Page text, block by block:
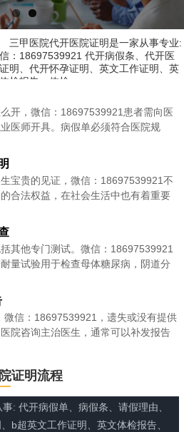
甲医院代开医院证明是一家从事专业:
：18697539921 代开病假条、代开医
明、代开怀孕证明、英文工作证明、英
检报告、体检...
开，微信：18697539921患者需向医
医师开具。病假单必须符合医院规
宝贵的见证，微信：18697539921不
合法权益，在社会生活中也有着重要
其他专门测试。微信：18697539921
量试验用于检查母体糖尿病，阴道分
微信：18697539921，遗失或没有提供
院咨询主治医生，通常可以补发报告
证明流程
: 代开病假单、病假条、请假理由、
b超英文工作证明、英文体检报告、